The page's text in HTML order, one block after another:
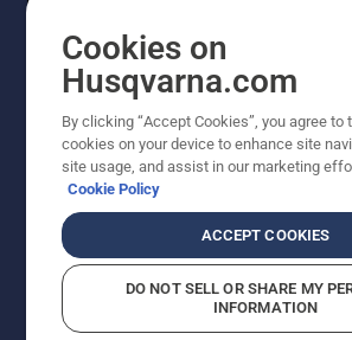
Άλλοι ιστότοποι Husqvarna
Cookies on
Husqvarna.com
By clicking “Accept Cookies”, you agree to
cookies on your device to enhance site
site usage, and assist in our marketing
Cookie Policy
ACCEPT COOKIES
DO NOT SELL OR SHARE MY
INFORMATION